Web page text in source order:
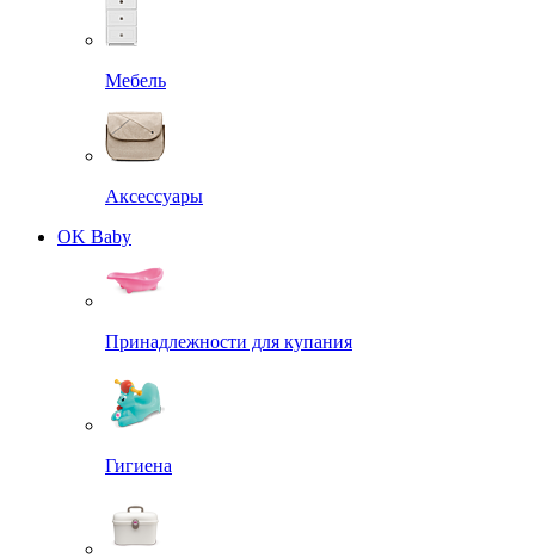
Мебель
Аксессуары
OK Baby
Принадлежности для купания
Гигиена